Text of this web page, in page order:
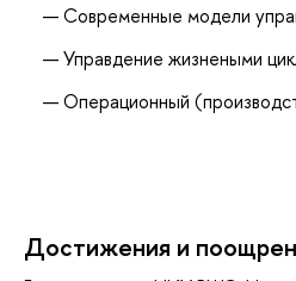
Современные модели
Управдение жизнеными
Операционный
Достижения и